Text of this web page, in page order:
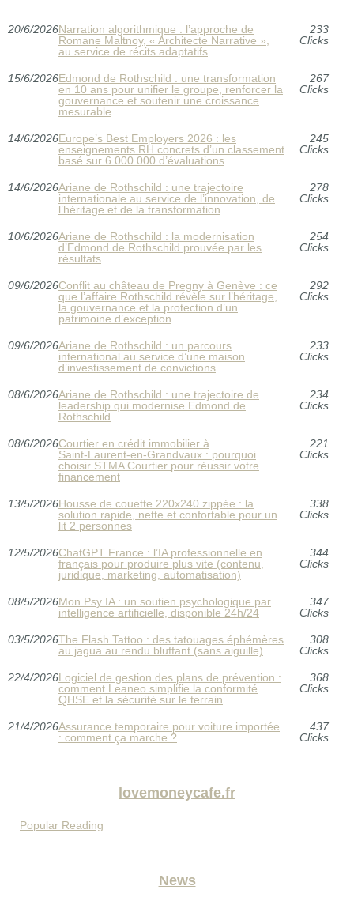
20/6/2026Narration algorithmique : l’approche de
Romane Maltnoy, « Architecte Narrative »,
au service de récits adaptatifs
233
Clicks
15/6/2026Edmond de Rothschild : une transformation
en 10 ans pour unifier le groupe, renforcer la
gouvernance et soutenir une croissance
mesurable
267
Clicks
14/6/2026Europe’s Best Employers 2026 : les
enseignements RH concrets d’un classement
basé sur 6 000 000 d’évaluations
245
Clicks
14/6/2026Ariane de Rothschild : une trajectoire
internationale au service de l’innovation, de
l’héritage et de la transformation
278
Clicks
10/6/2026Ariane de Rothschild : la modernisation
d’Edmond de Rothschild prouvée par les
résultats
254
Clicks
09/6/2026Conflit au château de Pregny à Genève : ce
que l’affaire Rothschild révèle sur l’héritage,
la gouvernance et la protection d’un
patrimoine d’exception
292
Clicks
09/6/2026Ariane de Rothschild : un parcours
international au service d’une maison
d’investissement de convictions
233
Clicks
08/6/2026Ariane de Rothschild : une trajectoire de
leadership qui modernise Edmond de
Rothschild
234
Clicks
08/6/2026Courtier en crédit immobilier à
Saint‑Laurent‑en‑Grandvaux : pourquoi
choisir STMA Courtier pour réussir votre
financement
221
Clicks
13/5/2026Housse de couette 220x240 zippée : la
solution rapide, nette et confortable pour un
lit 2 personnes
338
Clicks
12/5/2026ChatGPT France : l’IA professionnelle en
français pour produire plus vite (contenu,
juridique, marketing, automatisation)
344
Clicks
08/5/2026Mon Psy IA : un soutien psychologique par
intelligence artificielle, disponible 24h/24
347
Clicks
03/5/2026The Flash Tattoo : des tatouages éphémères
au jagua au rendu bluffant (sans aiguille)
308
Clicks
22/4/2026Logiciel de gestion des plans de prévention :
comment Leaneo simplifie la conformité
QHSE et la sécurité sur le terrain
368
Clicks
21/4/2026Assurance temporaire pour voiture importée
: comment ça marche ?
437
Clicks
lovemoneycafe.fr
Popular Reading
News